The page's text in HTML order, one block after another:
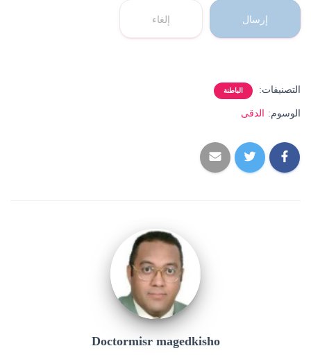
إرسال إلغاء
التصنيفات: الباطنة
الوسوم: الدقى
Doctormisr magedkisho